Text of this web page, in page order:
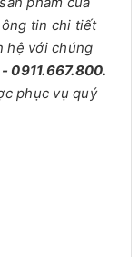
tin chi tiết
hệ với chúng
0911.667.800.
phục vụ quý